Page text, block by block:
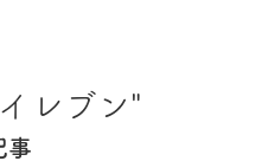
レブン"
事